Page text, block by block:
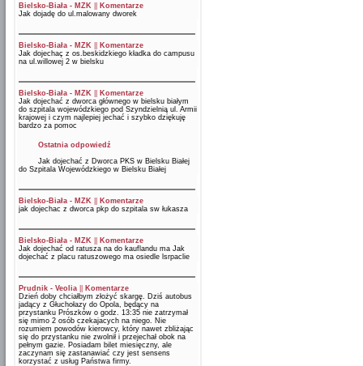
Bielsko-Biała - MZK
Komentarze
Jak dojadę do ul.malowany dworek
Bielsko-Biała - MZK
Komentarze
Jak dojechaç z os.beskidzkiego kładka do campusu
na ul.willowej 2 w bielsku
Bielsko-Biała - MZK
Komentarze
Jak dojechać z dworca głównego w bielsku białym
do szpitala wojewódzkiego pod Szyndzielnią ul. Armii
krajowej i czym najlepiej jechać i szybko dziękuję
bardzo za pomoc
Ostatnia odpowiedź
Jak dojechać z Dworca PKS w Bielsku Białej
do Szpitala Wojewódzkiego w Bielsku Białej
Bielsko-Biała - MZK
Komentarze
jak dojechac z dworca pkp do szpitala sw łukasza
Bielsko-Biała - MZK
Komentarze
Jak dojechać od ratusza na do kauflandu ma Jak
dojechać z placu ratuszowego ma osiedle lsrpaclie
Prudnik - Veolia
Komentarze
Dzień doby chciałbym złożyć skargę. Dziś autobus
jadący z Głuchołazy do Opola, będący na
przystanku Prószków o godz. 13:35 nie zatrzymał
się mimo 2 osób czekajacych na niego. Nie
rozumiem powodów kierowcy, który nawet zbliżając
się do przystanku nie zwolnił i przejechał obok na
pełnym gazie. Posiadam bilet miesięczny, ale
zaczynam się zastanawiać czy jest sensens
korzystać z usług Państwa firmy.